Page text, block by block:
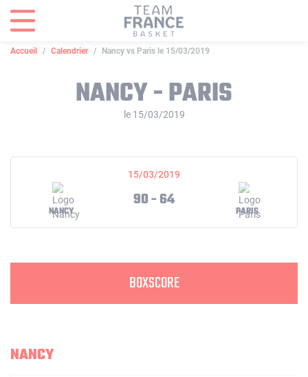
Accueil Calendrier Nancy vs Paris le 15/03/2019
NANCY - PARIS
le 15/03/2019
15/03/2019
NANCY
90 - 64
PARIS
BOXSCORE
NANCY
Panneau de gestion des cookies